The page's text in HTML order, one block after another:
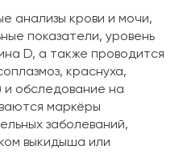
анализы крови и мочи,
показатели, уровень
D, а также проводится
краснуха,
и обследование на
маркёры
заболеваний,
выкидыша или